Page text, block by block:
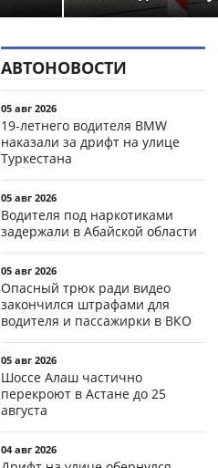
АВТОНОВОСТИ
05 авг 2026
19-летнего водителя BMW
наказали за дрифт на улице
Туркестана
05 авг 2026
Водителя под наркотиками
задержали в Абайской области
05 авг 2026
Опасный трюк ради видео
закончился штрафами для
водителя и пассажирки в ВКО
05 авг 2026
Шоссе Алаш частично
перекроют в Астане до 25
августа
04 авг 2026